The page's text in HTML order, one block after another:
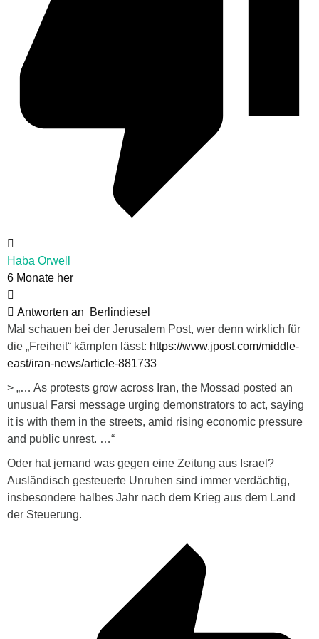
Haba Orwell
6 Monate her
Antworten an
Berlindiesel
Mal schauen bei der Jerusalem Post, wer denn wirklich für
die „Freiheit“ kämpfen lässt: https://www.jpost.com/middle-
east/iran-news/article-881733
> „… As protests grow across Iran, the Mossad posted an
unusual Farsi message urging demonstrators to act, saying
it is with them in the streets, amid rising economic pressure
and public unrest. …“
Oder hat jemand was gegen eine Zeitung aus Israel?
Ausländisch gesteuerte Unruhen sind immer verdächtig,
insbesondere halbes Jahr nach dem Krieg aus dem Land
der Steuerung.